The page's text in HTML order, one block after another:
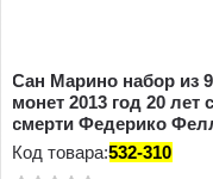
Сан Марино набор из
монет 2013 год 20 лет
смерти Федерико
бу...
Код товара:532-310